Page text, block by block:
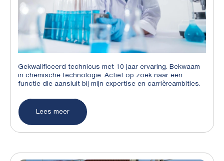
Gekwalificeerd technicus met 10 jaar ervaring. Bekwaam
in chemische technologie. Actief op zoek naar een
functie die aansluit bij mijn expertise en carrièreambities.
Lees meer